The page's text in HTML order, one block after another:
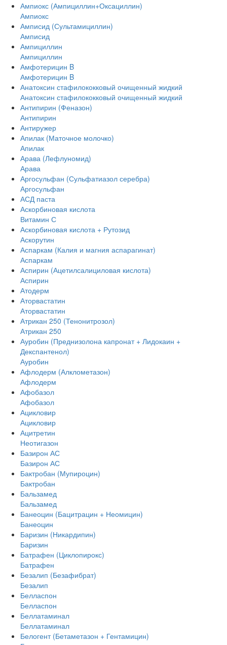
Ампиокс (Ампициллин+Оксациллин)
Ампиокс
Амписид (Сультамициллин)
Амписид
Ампициллин
Ампициллин
Амфотерицин B
Амфотерицин B
Анатоксин стафилококковый очищенный жидкий
Анатоксин стафилококковый очищенный жидкий
Антипирин (Феназон)
Антипирин
Антиружер
Апилак (Маточное молочко)
Апилак
Арава (Лефлуномид)
Арава
Аргосульфан (Сульфатиазол серебра)
Аргосульфан
АСД паста
Аскорбиновая кислота
Витамин С
Аскорбиновая кислота + Рутозид
Аскорутин
Аспаркам (Калия и магния аспарагинат)
Аспаркам
Аспирин (Ацетилсалициловая кислота)
Аспирин
Атодерм
Аторвастатин
Аторвастатин
Атрикан 250 (Тенонитрозол)
Атрикан 250
Ауробин (Преднизолона капронат + Лидокаин +
Декспантенол)
Ауробин
Афлодерм (Алклометазон)
Афлодерм
Афобазол
Афобазол
Ацикловир
Ацикловир
Ацитретин
Неотигазон
Базирон АС
Базирон АС
Бактробан (Мупироцин)
Бактробан
Бальзамед
Бальзамед
Банеоцин (Бацитрацин + Неомицин)
Банеоцин
Баризин (Никардипин)
Баризин
Батрафен (Циклопирокс)
Батрафен
Безалип (Безафибрат)
Безалип
Белласпон
Белласпон
Беллатаминал
Беллатаминал
Белогент (Бетаметазон + Гентамицин)